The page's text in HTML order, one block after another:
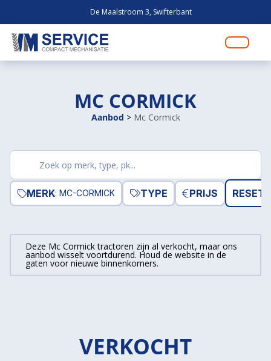
De Maalstroom 3, Swifterbant
MC CORMICK
Aanbod > Mc Cormick
producten
MERK: MC-CORMICK TYPE PRIJS RESET
Deze Mc Cormick tractoren zijn al verkocht, maar ons
aanbod wisselt voortdurend. Houd de website in de
gaten voor nieuwe binnenkomers.
VERKOCHT